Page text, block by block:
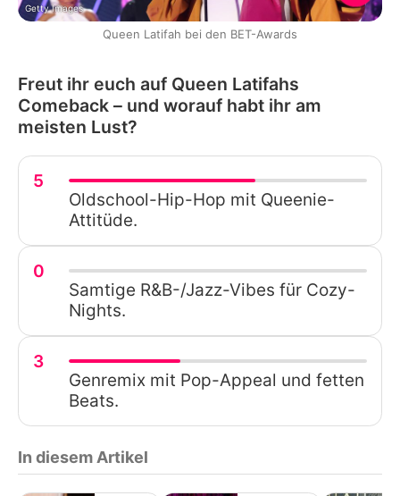
Getty Images
Queen Latifah bei den BET-Awards
Freut ihr euch auf Queen Latifahs
Comeback – und worauf habt ihr am
meisten Lust?
5
Oldschool-Hip-Hop mit Queenie-
Attitüde.
0
Samtige R&B-/Jazz-Vibes für Cozy-
Nights.
3
Genremix mit Pop-Appeal und fetten
Beats.
In diesem Artikel